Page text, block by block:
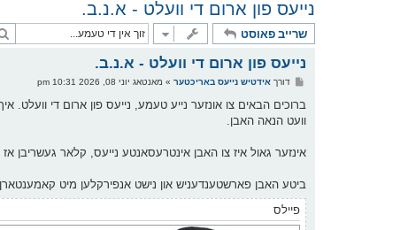
נייעס פון ארום די וועלט - א.נ.ב.
שרייב פאוסט
נייעס פון ארום די וועלט - א.נ.ב.
פ
ו
ט
דורך אידטיש נייעס באריכטער» מאנטאג יוני 08, 2026 10:31 pm
ברוכים הבאים צו אונזער נייע טעמע, נייעס פון ארום די וועלט.
וועט הנאה האבן.
אינזער גאול איז צו האבן אינטרעסאנטע נייעס, קלאר געשריבן
ביטע האבן פארשטענדעניש און נישט אנפירקלען מיט
פיילס